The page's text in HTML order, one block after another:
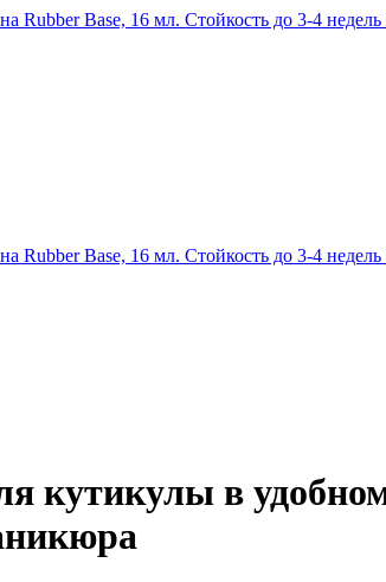
Rubber Base, 16 мл. Стойкость до 3-4 недель
Rubber Base, 16 мл. Стойкость до 3-4 недель
кутикулы в